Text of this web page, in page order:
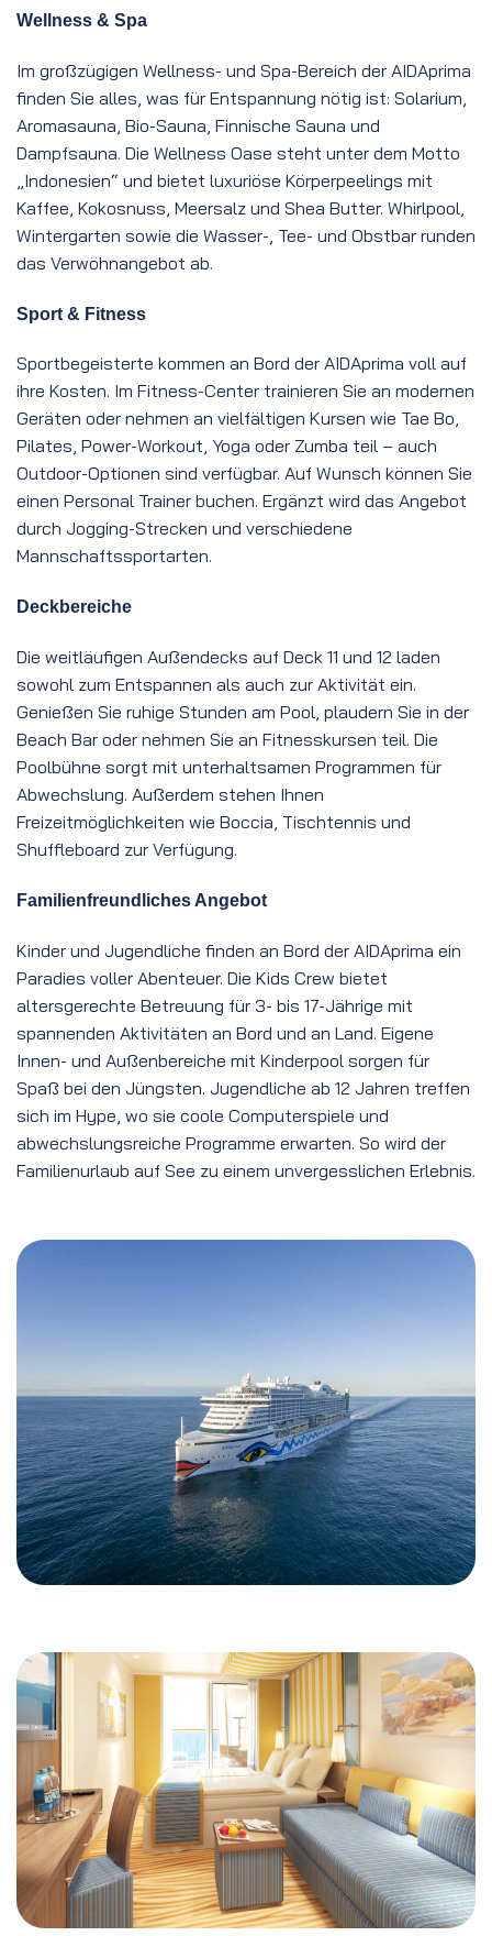
Wellness & Spa
Im großzügigen Wellness- und Spa-Bereich der AIDAprima
finden Sie alles, was für Entspannung nötig ist: Solarium,
Aromasauna, Bio-Sauna, Finnische Sauna und
Dampfsauna. Die Wellness Oase steht unter dem Motto
„Indonesien“ und bietet luxuriöse Körperpeelings mit
Kaffee, Kokosnuss, Meersalz und Shea Butter. Whirlpool,
Wintergarten sowie die Wasser-, Tee- und Obstbar runden
das Verwöhnangebot ab.
Sport & Fitness
Sportbegeisterte kommen an Bord der AIDAprima voll auf
ihre Kosten. Im Fitness-Center trainieren Sie an modernen
Geräten oder nehmen an vielfältigen Kursen wie Tae Bo,
Pilates, Power-Workout, Yoga oder Zumba teil – auch
Outdoor-Optionen sind verfügbar. Auf Wunsch können Sie
einen Personal Trainer buchen. Ergänzt wird das Angebot
durch Jogging-Strecken und verschiedene
Mannschaftssportarten.
Deckbereiche
Die weitläufigen Außendecks auf Deck 11 und 12 laden
sowohl zum Entspannen als auch zur Aktivität ein.
Genießen Sie ruhige Stunden am Pool, plaudern Sie in der
Beach Bar oder nehmen Sie an Fitnesskursen teil. Die
Poolbühne sorgt mit unterhaltsamen Programmen für
Abwechslung. Außerdem stehen Ihnen
Freizeitmöglichkeiten wie Boccia, Tischtennis und
Shuffleboard zur Verfügung.
Familienfreundliches Angebot
Kinder und Jugendliche finden an Bord der AIDAprima ein
Paradies voller Abenteuer. Die Kids Crew bietet
altersgerechte Betreuung für 3- bis 17-Jährige mit
spannenden Aktivitäten an Bord und an Land. Eigene
Innen- und Außenbereiche mit Kinderpool sorgen für
Spaß bei den Jüngsten. Jugendliche ab 12 Jahren treffen
sich im Hype, wo sie coole Computerspiele und
abwechslungsreiche Programme erwarten. So wird der
Familienurlaub auf See zu einem unvergesslichen Erlebnis.